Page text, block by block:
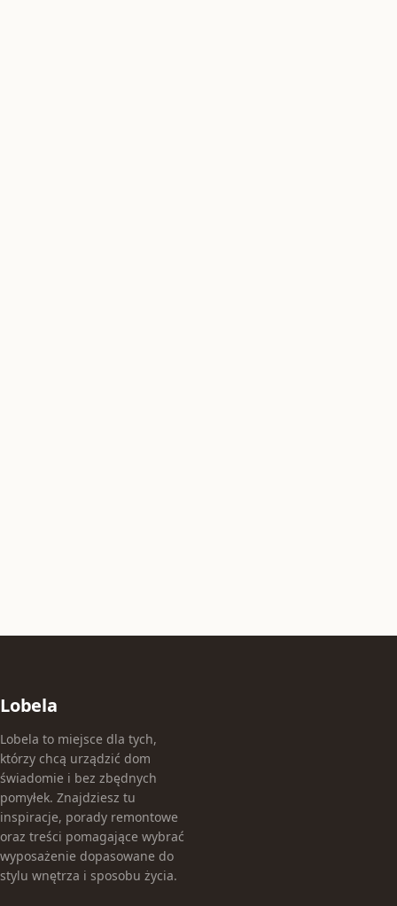
Lobela
Lobela to miejsce dla tych,
którzy chcą urządzić dom
świadomie i bez zbędnych
pomyłek. Znajdziesz tu
inspiracje, porady remontowe
oraz treści pomagające wybrać
wyposażenie dopasowane do
stylu wnętrza i sposobu życia.